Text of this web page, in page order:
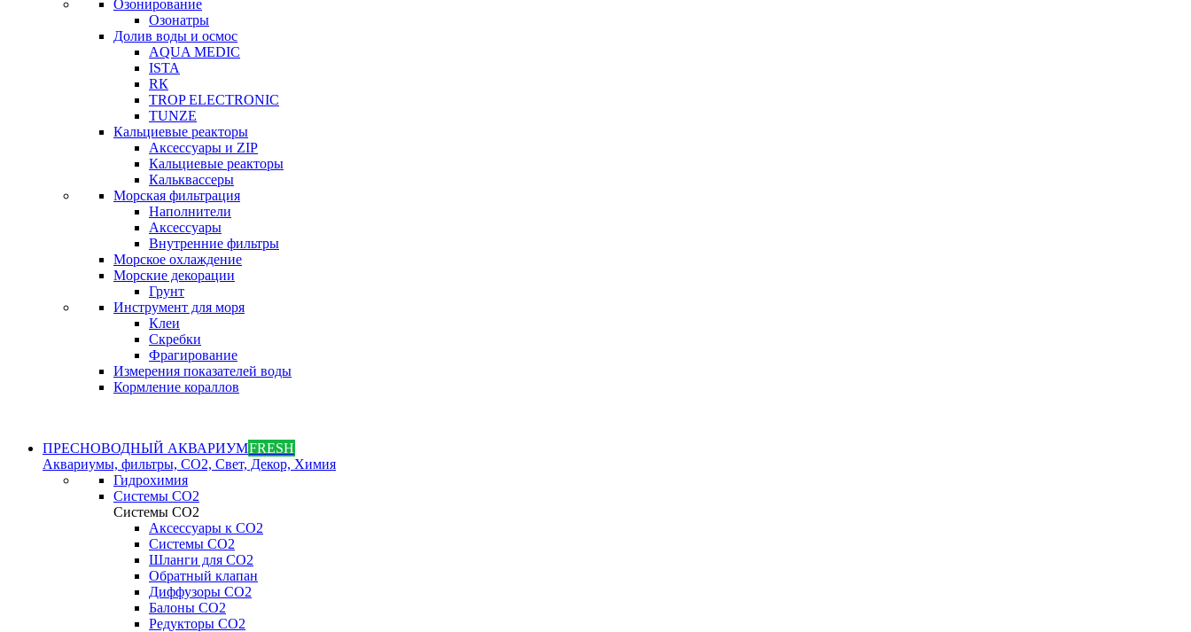
Озонирование
Озонатры
Долив воды и осмос
AQUA MEDIC
ISTA
RК
TROP ELECTRONIC
TUNZE
Кальциевые реакторы
Аксессуары и ZIP
Кальциевые реакторы
Кальквассеры
Морская фильтрация
Наполнители
Аксессуары
Внутренние фильтры
Морское охлаждение
Морские декорации
Грунт
Инструмент для моря
Клеи
Скребки
Фрагирование
Измерения показателей воды
Кормление кораллов
ПРЕСНОВОДНЫЙ АКВАРИУМFRESH
Аквариумы, фильтры, СО2, Свет, Декор, Химия
Гидрохимия
Системы СО2
Системы СО2
Аксессуары к СО2
Системы СО2
Шланги для CO2
Обратный клапан
Диффузоры СO2
Балоны CO2
Редукторы CO2